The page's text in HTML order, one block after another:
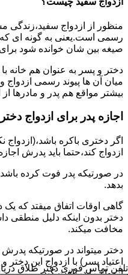
منظور از ازدواج سفید،زندگی
رسمی است.یعنی به گونه ای که
صیغه بین شان خوانده شود
دختر و پسر به عنوان هم خانه
میان آن ها پیوند رسمی
بیشتر مواقع هم پدر و مادرها
اجازه پدر برای ازدواج
اگر دختری باکره باشد،(ازدواج
ازدواج کند،حتما باید پدرش
در صورتیکه پدر فوت کرده
بدهد.
گاهی اوقات اتفاق میفتد که
دختر بدون اینکه دلیل منطقی
مخافت میکند.
دختر میتواند در صورتیکه
اعتیاد پسر) با ازدواج این
ازدواج را دریافت کند.
تلفن تماس فوریدفتر طلاق